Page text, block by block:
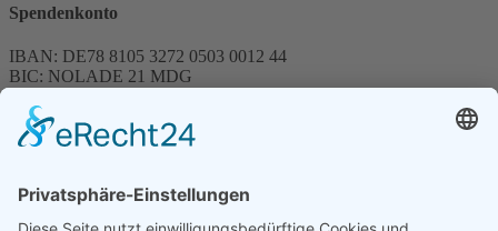
Spendenkonto
IBAN: DE78 8105 3272 0503 0012 44
BIC: NOLADE 21 MDG
Spenden können steuerlich abgesetzt werden
Förderung